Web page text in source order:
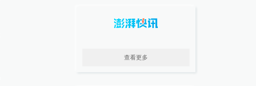
查看更多